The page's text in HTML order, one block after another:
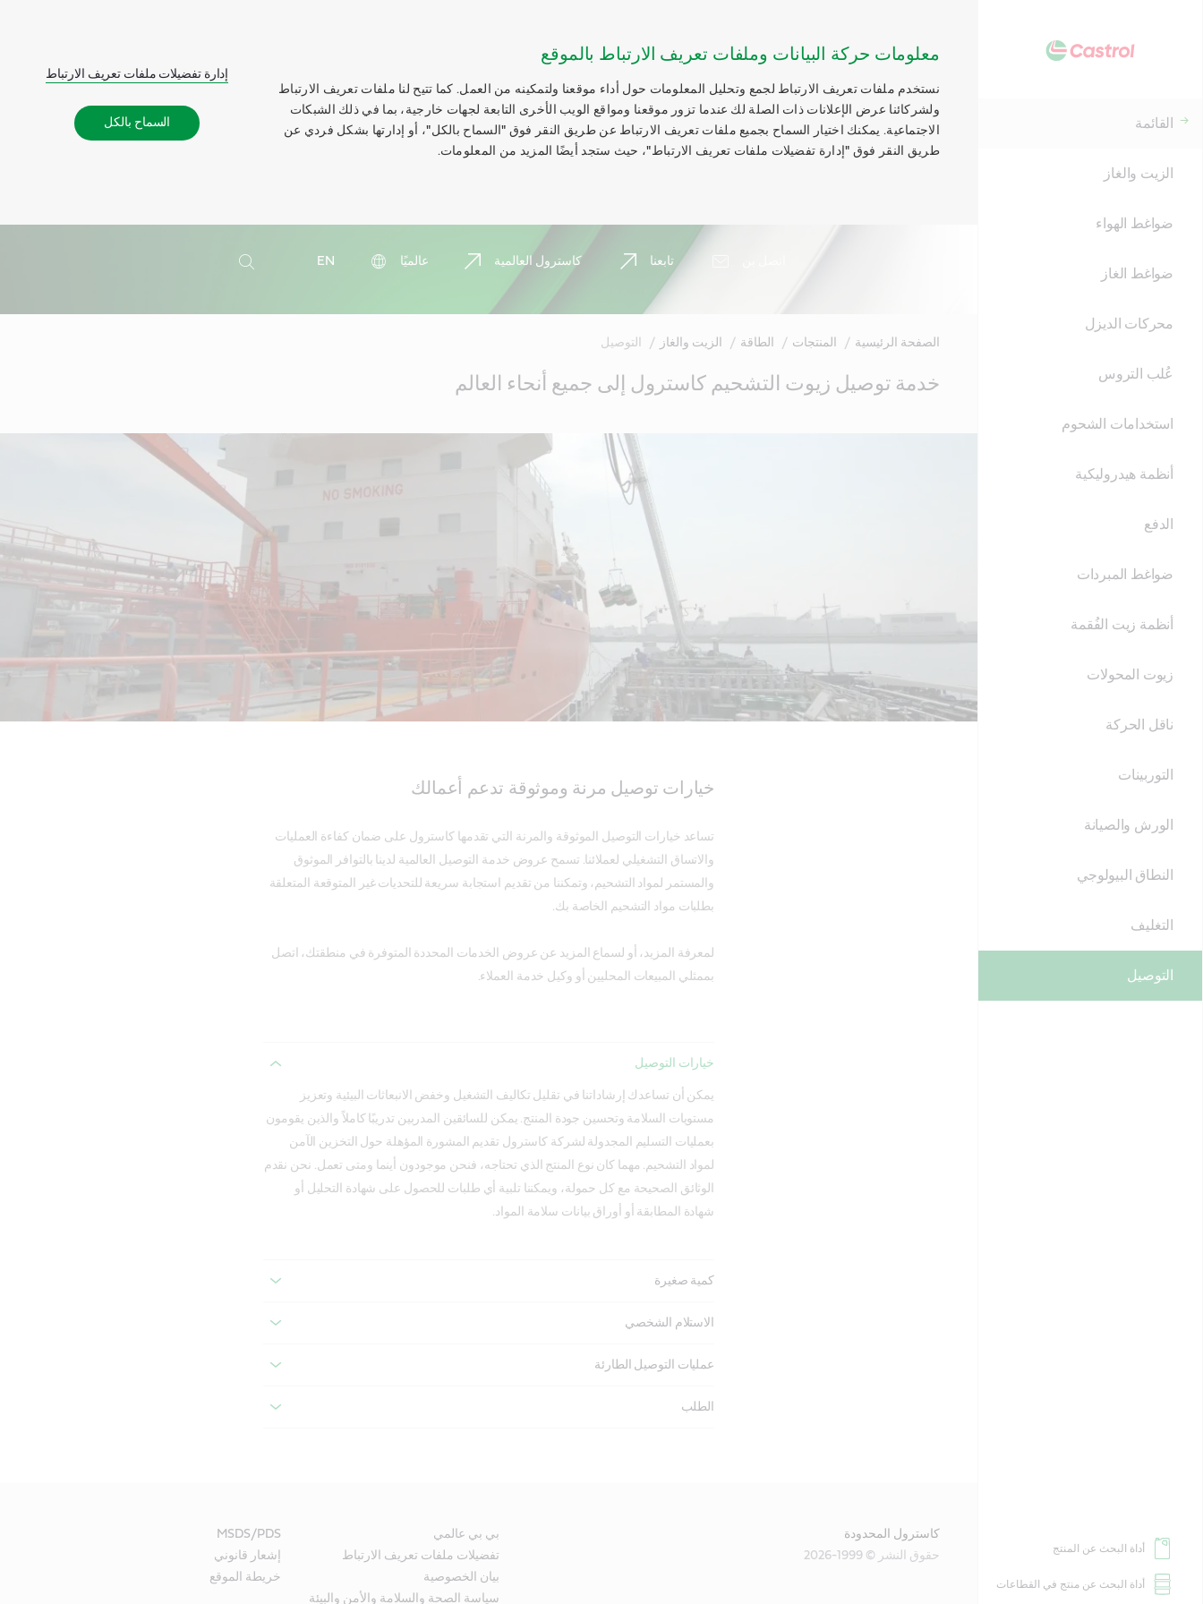
معلومات حركة البيانات وملفات تعريف الارتباط بالموقع
نستخدم ملفات تعريف الارتباط لجمع وتحليل المعلومات حول أداء موقعنا ولتمكينه من العمل. كما تتيح لنا ملفات تعريف الارتباط
ولشركائنا عرض الإعلانات ذات الصلة لك عندما تزور موقعنا ومواقع الويب الأخرى التابعة لجهات خارجية، بما في ذلك الشبكات
الاجتماعية. يمكنك اختيار السماح بجميع ملفات تعريف الارتباط عن طريق النقر فوق "السماح بالكل"، أو إدارتها بشكل فردي عن
طريق النقر فوق "إدارة تفضيلات ملفات تعريف الارتباط"، حيث ستجد أيضًا المزيد من المعلومات.
إدارة تفضيلات ملفات تعريف الارتباط
السماح بالكل
تابعنا كاسترول العالمية عالميًا
EN
بحث
القائمة
الزيت والغاز
ضواغط الهواء
ضواغط الغاز
محركات الديزل
عُلب التروس
استخدامات الشحوم
أنظمة هيدروليكية
الدفع
ضواغط المبردات
أنظمة زيت الفُقمة
زيوت المحولات
ناقل الحركة
التوربينات
الورش والصيانة
النطاق البيولوجي
التغليف
التوصيل
أداة البحث عن المنتج
أداة البحث عن منتج في القطاعات
الصفحة الرئيسية المنتجات الطاقة الزيت والغاز التوصيل
Contentخدمة توصيل زيوت التشحيم كاسترول إلى جميع أنحاء العالم
خيارات توصيل مرنة وموثوقة تدعم أعمالك
تساعد خيارات التوصيل الموثوقة والمرنة التي تقدمها كاسترول على ضمان كفاءة العمليات
والاتساق التشغيلي لعملائنا. تسمح عروض خدمة التوصيل العالمية لدينا بالتوافر الموثوق
والمستمر لمواد التشحيم، وتمكننا من تقديم استجابة سريعة للتحديات غير المتوقعة المتعلقة
بطلبات مواد التشحيم الخاصة بك.
لمعرفة المزيد، أو لسماع المزيد عن عروض الخدمات المحددة المتوفرة في منطقتك، اتصل
بممثلي المبيعات المحليين أو وكيل خدمة العملاء.
خيارات التوصيل
يمكن أن تساعدك إرشاداتنا في تقليل تكاليف التشغيل وخفض الانبعاثات البيئية وتعزيز
مستويات السلامة وتحسين جودة المنتج. يمكن للسائقين المدربين تدريبًا كاملاً والذين يقومون
بعمليات التسليم المجدولة لشركة كاسترول تقديم المشورة المؤهلة حول التخزين الآمن
لمواد التشحيم. مهما كان نوع المنتج الذي تحتاجه، فنحن موجودون أينما ومتى تعمل. نحن نقدم
الوثائق الصحيحة مع كل حمولة، ويمكننا تلبية أي طلبات للحصول على شهادة التحليل أو
شهادة المطابقة أو أوراق بيانات سلامة المواد.
كمية صغيرة
الاستلام الشخصي
عمليات التوصيل الطارئة
الطلب
كاسترول المحدودة
حقوق النشر © 1999-2026
بي بي عالمي
MSDS/PDS
تفضيلات ملفات تعريف الارتباط
إشعار قانوني
بيان الخصوصية
خريطة الموقع
سياسة الصحة والسلامة والأمن والبيئة